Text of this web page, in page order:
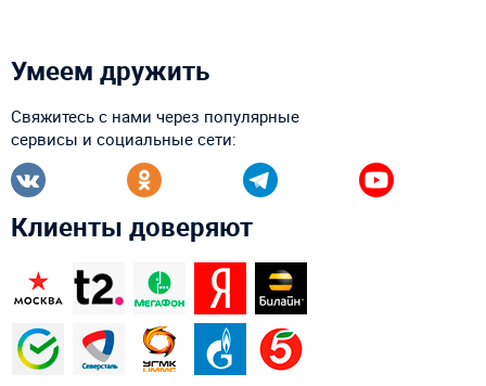
Умеем дружить
Свяжитесь с нами через популярные
сервисы и социальные сети:
Клиенты доверяют